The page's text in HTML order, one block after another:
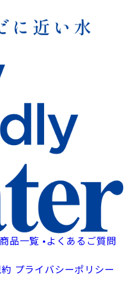
商品一覧 •よくあるご質問
プライバシーポリシー